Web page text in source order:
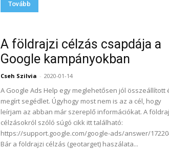
Tovább
A földrajzi célzás csapdája a
Google kampányokban
Cseh Szilvia - 2020-01-14
A Google Ads Help egy meglehetősen jól összeállított
megírt segédlet. Úgyhogy most nem is az a cél, hogy
leírjam az abban már szereplő információkat. A
célzásokról szóló súgó cikk itt található:
https://support.google.com/google-ads/answer/
Bár a földrajzi célzás (geotarget) haszálata...